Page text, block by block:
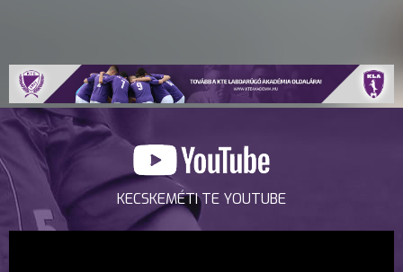
KECSKEMÉTI TE YOUTUBE